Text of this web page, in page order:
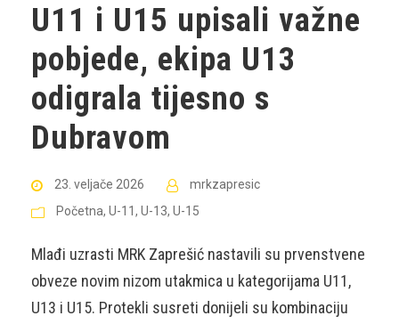
U11 i U15 upisali važne
pobjede, ekipa U13
odigrala tijesno s
Dubravom
23. veljače 2026
mrkzapresic
Početna, U-11 , U-13, U-15
Mlađi uzrasti MRK Zaprešić nastavili su prvenstvene
obveze novim nizom utakmica u kategorijama U11,
U13 i U15. Protekli susreti donijeli su kombinaciju